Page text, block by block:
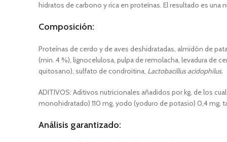
hidratos de carbono y rica en proteínas. El resultado es
Composición:
Proteínas de cerdo y de aves deshidratadas, almidón de
(min. 4 %), lignocelulosa, pulpa de remolacha, levadura de
quitosano), sulfato de condroitina, Lactobacillus acidophilus.
ADITIVOS: Aditivos nutricionales añadidos por kg, de los
monohidratado) 110 mg, yodo (yoduro de potasio) 0,4 mg,
Análisis garantizado: